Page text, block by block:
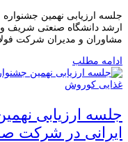
جلسه ارزیابی نهمین جشنواره
ارشد دانشگاه صنعتی شریف و
مشاوران و مدیران شرکت
ادامه مطلب
جلسه ارزیابی
ایرانی در شرکت